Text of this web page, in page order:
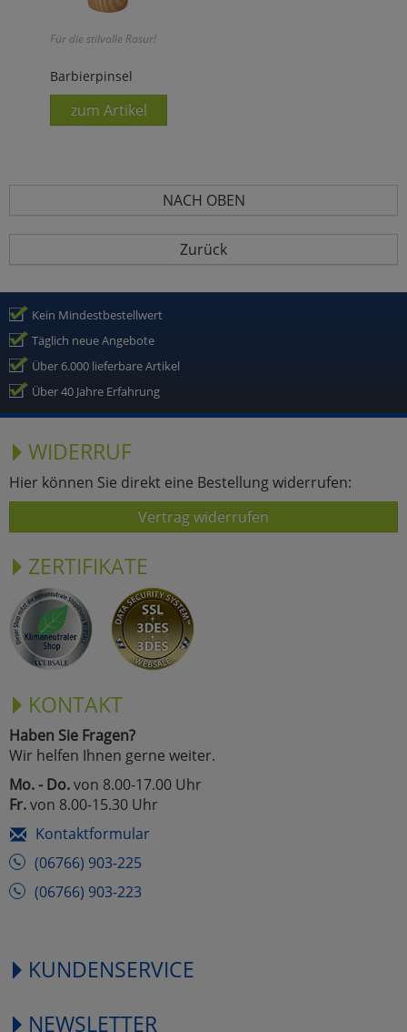
Für die stilvolle Rasur!
Barbierpinsel
zum Artikel
NACH OBEN
Zurück
Kein Mindestbestellwert
Täglich neue Angebote
Über 6.000 lieferbare Artikel
Über 40 Jahre Erfahrung
WIDERRUF
Hier können Sie direkt eine Bestellung widerrufen:
Vertrag widerrufen
ZERTIFIKATE
KONTAKT
Haben Sie Fragen?
Wir helfen Ihnen gerne weiter.
Mo. - Do.von 8.00-17.00 Uhr
Fr.von 8.00-15.30 Uhr
Kontaktformular
(06766) 903-225
(06766) 903-223
KUNDENSERVICE
NEWSLETTER